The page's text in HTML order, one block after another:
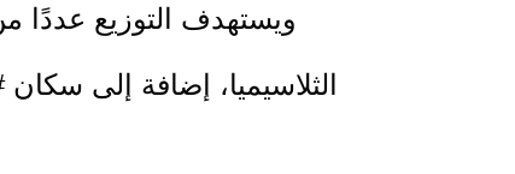
ويستهدف التوزيع عددًا
الثلاسيميا، إضافة إلى